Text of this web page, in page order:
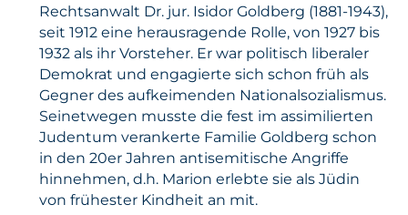
Rechtsanwalt Dr. jur. Isidor Goldberg (1881-1943),
seit 1912 eine herausragende Rolle, von 1927 bis
1932 als ihr Vorsteher. Er war politisch liberaler
Demokrat und engagierte sich schon früh als
Gegner des aufkeimenden Nationalsozialismus.
Seinetwegen musste die fest im assimilierten
Judentum verankerte Familie Goldberg schon
in den 20er Jahren antisemitische Angriffe
hinnehmen, d.h. Marion erlebte sie als Jüdin
von frühester Kindheit an mit.